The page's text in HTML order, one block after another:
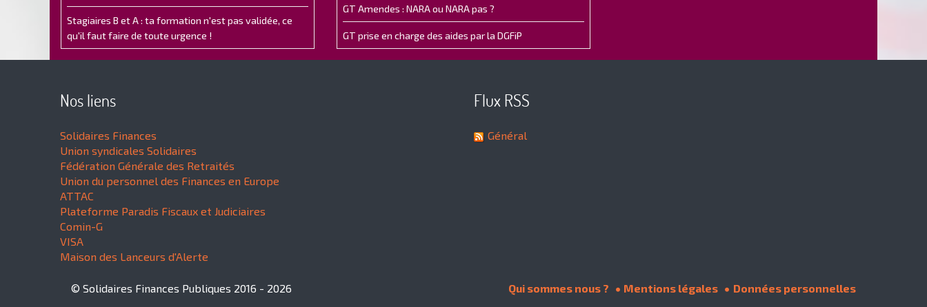
Stagiaires B et A : ta formation n'est pas validée, ce
qu'il faut faire de toute urgence !
GT Amendes : NARA ou NARA pas ?
GT prise en charge des aides par la DGFiP
Nos liens
Solidaires Finances
Union syndicales Solidaires
Fédération Générale des Retraités
Union du personnel des Finances en Europe
ATTAC
Plateforme Paradis Fiscaux et Judiciaires
Comin-G
VISA
Maison des Lanceurs d'Alerte
Flux RSS
Général
© Solidaires Finances Publiques 2016 - 2026 Qui sommes nous ? Mentions légales Données personnelles